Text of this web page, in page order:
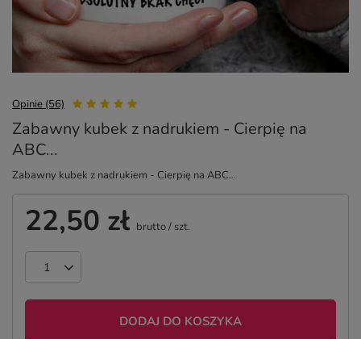
Opinie (56)
Zabawny kubek z nadrukiem - Cierpię na
ABC...
Zabawny kubek z nadrukiem - Cierpię na ABC...
22,50 zł brutto/ szt.
DODAJ DO KOSZYKA